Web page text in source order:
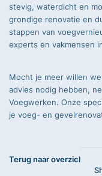
stevig, waterdicht en
grondige renovatie en
stappen van
experts en vakmensen
Mocht je meer willen
advies nodig hebben,
Voegwerken. Onze
je voeg- en
Terug naar overzicht